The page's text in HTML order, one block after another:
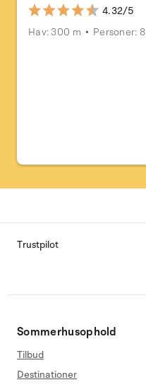
4.32/5
Hav: 300 m
Personer: 8
Trustpilot
Sommerhusophold
Tilbud
Destinationer